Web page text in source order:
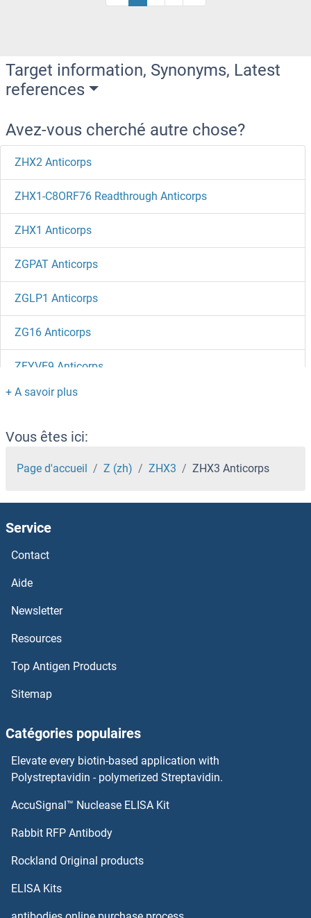
Target information, Synonyms, Latest
references
Avez-vous cherché autre chose?
ZHX2 Anticorps
ZHX1-C8ORF76 Readthrough Anticorps
ZHX1 Anticorps
ZGPAT Anticorps
ZGLP1 Anticorps
ZG16 Anticorps
ZFYVE9 Anticorps
ZFYVE28 Anticorps
ZFYVE27 Anticorps
ZFYVE26 Anticorps
ZFYVE21 Anticorps
ZFYVE16 Anticorps
ZFY2 Anticorps
ZFY1 Anticorps
ZFY Anticorps
ZFPM2 Anticorps
ZFPM1 Anticorps
ZFPL1 Anticorps
ZIC3 Anticorps
Vous êtes ici:
Page d'accueil Z (zh) ZHX3 ZHX3 Anticorps
Service
Contact
Aide
Newsletter
Resources
Top Antigen Products
Sitemap
Catégories populaires
Elevate every biotin-based application with
Polystreptavidin - polymerized Streptavidin.
AccuSignal™ Nuclease ELISA Kit
Rabbit RFP Antibody
Rockland Original products
ELISA Kits